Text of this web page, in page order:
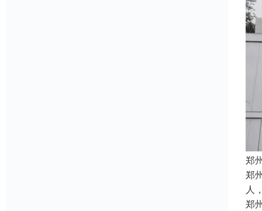
郑
郑
人
郑